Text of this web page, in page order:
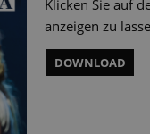
Klicken Sie auf
anzeigen zu
DOWNLOAD